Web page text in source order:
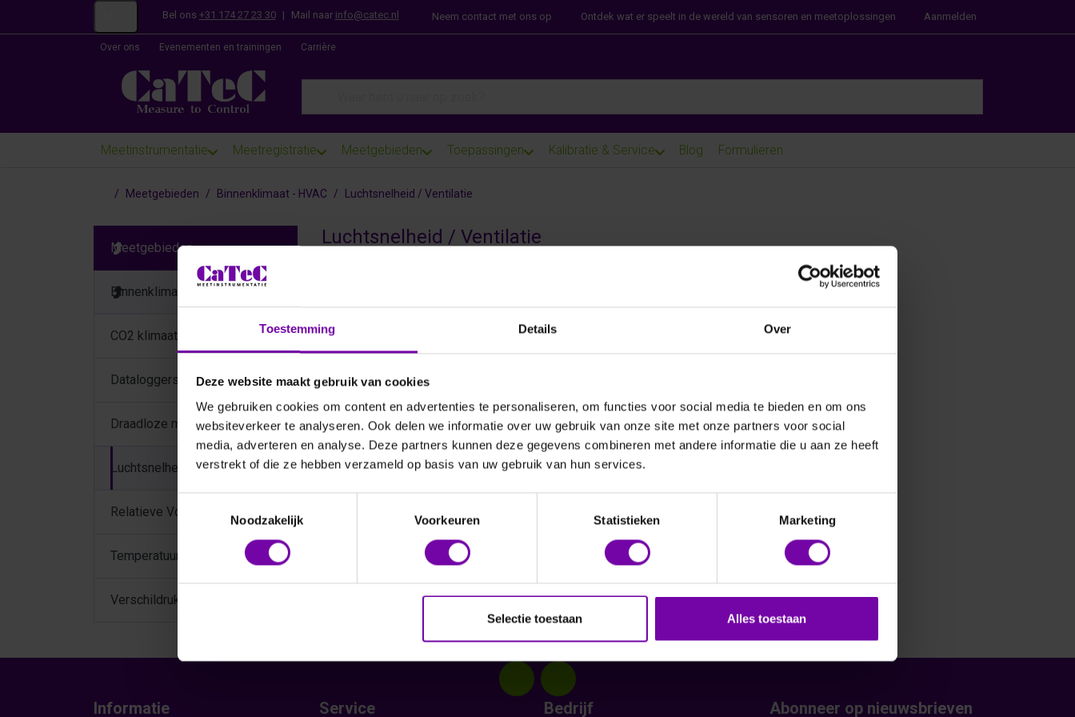
Toestemming Details Over
Deze website maakt gebruik van cookies
We gebruiken cookies om content en advertenties te personaliseren, om functies voor social media te bieden en om ons
websiteverkeer te analyseren. Ook delen we informatie over uw gebruik van onze site met onze partners voor social
media, adverteren en analyse. Deze partners kunnen deze gegevens combineren met andere informatie die u aan ze heeft
verstrekt of die ze hebben verzameld op basis van uw gebruik van hun services.
Noodzakelijk
Voorkeuren Statistieken Marketing
Selectie toestaan Alles toestaan
Bel ons +31 174 27 23 30 | Mail naar info@catec.nl Neem contact met ons op Ontdek wat er speelt in de wereld van sensoren en meetoplossingen Aanmelden
Over ons Evenementen en trainingen Carrière
Meetinstrumentatie Meetregistratie Meetgebieden Toepassingen Kalibratie & Service Blog Formulieren
Startpagina
Meetgebieden Binnenklimaat - HVAC Luchtsnelheid / Ventilatie
Meetgebieden
Binnenklimaat - HVAC
CO2 klimaat
Dataloggers
Draadloze meetsystemen
Luchtsnelheid / Ventilatie
Relatieve Vochtigheid
Temperatuur
Verschildruk systemen
Luchtsnelheid / Ventilatie
Informatie Service Bedrijf Abonneer op nieuwsbrieven